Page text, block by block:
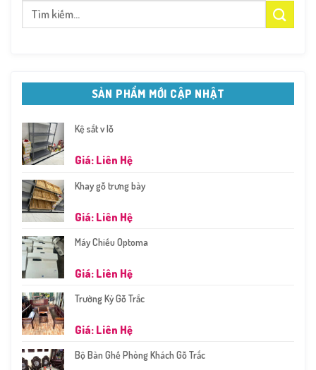
Tìm
SẢN PHẨM MỚI CẬP NHẬT
Kệ sắt v lỗ
Giá: Liên Hệ
Khay gỗ trưng bày
Giá: Liên Hệ
Máy Chiếu Optoma
Giá: Liên Hệ
Trường Kỷ Gỗ Trắc
Giá: Liên Hệ
Bộ Bàn Ghế Phòng Khách Gỗ Trắc